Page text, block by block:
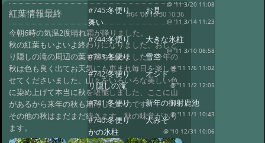
紅葉情報最終 #64 '06 10/30 10:36
今朝6時の気温2度晴れ霜が降りました。
秋の紅葉もいよいよ終わりになりました、おしど
り隠しの滝の周辺の葉も落ち始めました、今年の
秋は色も良く出てお天気にも恵まれ毎日を楽しま
せてくださいました、山々をいろいろな美しい色
に染め上げて本当に秋を堪能しました、ここに山
があるから来年の秋も期待したいのです
その他の秋はまだまだ続きます。秋の味覚があり
ます。
@ '11 3/20 11:08
#745:冬便り お見
舞い
@ '11 3/14 11:23
#744:冬便り 大きな氷柱
@ '11 3/10 08:58
#743:冬便り 雪空
@ '11 1/6 11:02
#742:冬便り オシド
リ隠しの滝
@ '11 1/2 12:05
#741:冬便り 新年の御射鹿池
@ '11 1/1 10:43
#740:冬便り 大みそ
かの氷柱
@ '10 12/31 10:06